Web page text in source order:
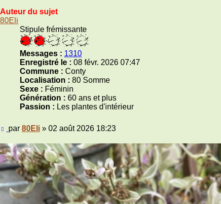
Auteur du sujet
80Eli
Stipule frémissante
Messages : 1310
Enregistré le : 08 févr. 2026 07:47
Commune : Conty
Localisation : 80 Somme
Sexe : Féminin
Génération : 60 ans et plus
Passion : Les plantes d'intérieur
Message
par 80Eli» 02 août 2026 18:23